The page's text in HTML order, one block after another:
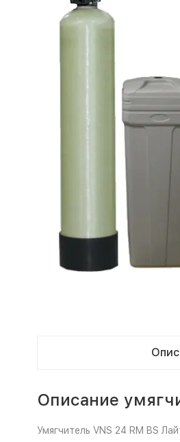
Описание
Умягчитель VNS 24 RM BS